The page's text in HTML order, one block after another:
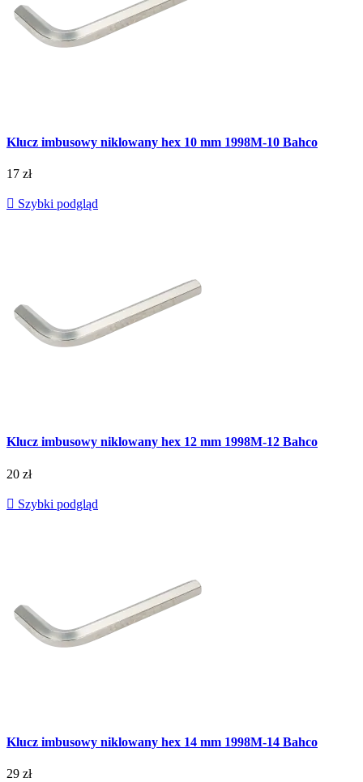
Klucz imbusowy niklowany hex 10 mm 1998M-10 Bahco
17 zł
 Szybki podgląd
Klucz imbusowy niklowany hex 12 mm 1998M-12 Bahco
20 zł
 Szybki podgląd
Klucz imbusowy niklowany hex 14 mm 1998M-14 Bahco
29 zł